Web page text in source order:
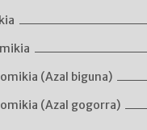
(Azal biguna)
(Azal gogorra)